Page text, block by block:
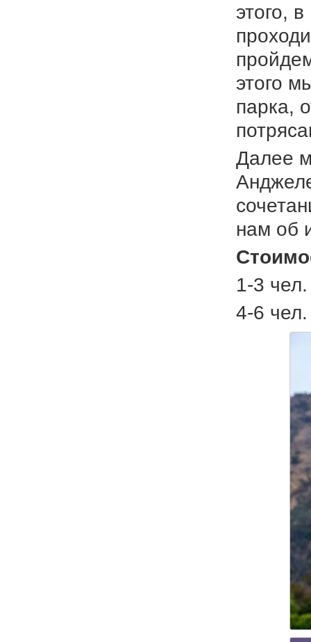
этого,
этого
парка,
Далее
нам об
1-3
4-6